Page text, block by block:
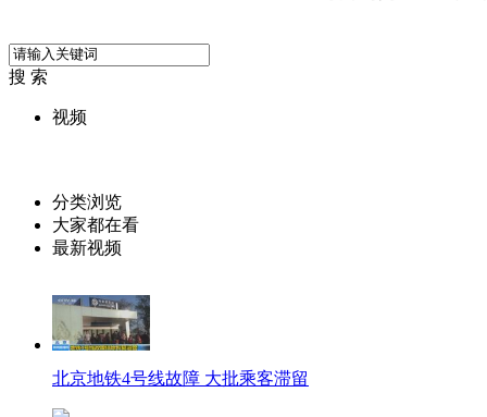
搜 索
视频
分类浏览
大家都在看
最新视频
北京地铁4号线故障 大批乘客滞留